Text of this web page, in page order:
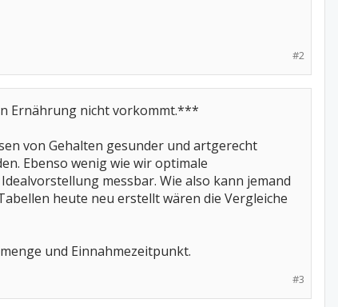
#2
Ernährung nicht vorkommt.***
von Gehalten gesunder und artgerecht
Ebenso wenig wie wir optimale
messbar. Wie also kann jemand
heute neu erstellt wären die Vergleiche
und Einnahmezeitpunkt.
#3